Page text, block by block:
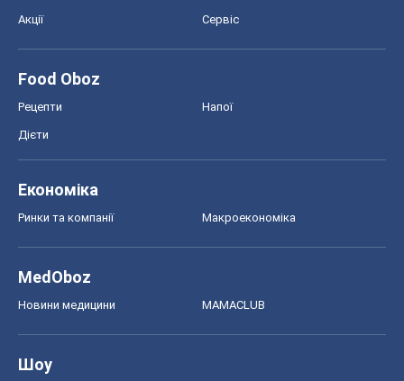
Акції Сервіс
Food Oboz
Рецепти Напої
Дієти
Економіка
Ринки та компанії Макроекономіка
MedOboz
Новини медицини MAMACLUB
Шоу